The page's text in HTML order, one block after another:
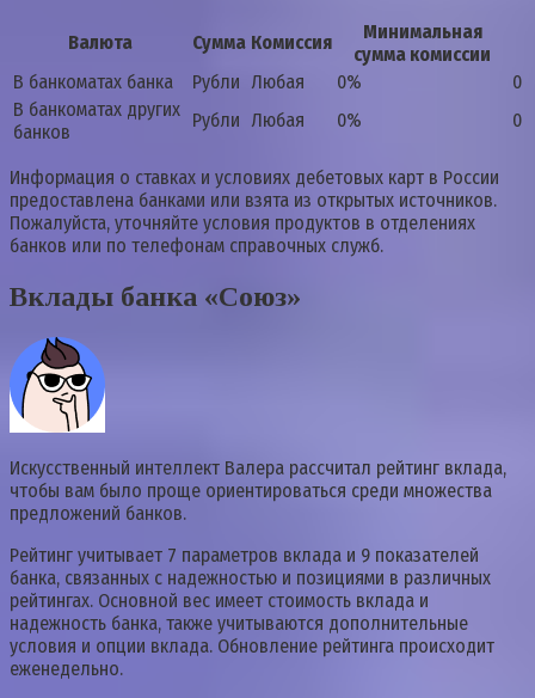
Валюта Сумма Комиссия
Минимальная
сумма комиссии
В банкоматах банка
Рубли Любая 0%
0
В банкоматах других
банков
Рубли Любая 0% 0
Информация о ставках и условиях дебетовых карт в России
предоставлена банками или взята из открытых источников.
Пожалуйста, уточняйте условия продуктов в отделениях
банков или по телефонам справочных служб.
Вклады банка «Союз»
Искусственный интеллект Валера рассчитал рейтинг вклада,
чтобы вам было проще ориентироваться среди множества
предложений банков.
Рейтинг учитывает 7 параметров вклада и 9 показателей
банка, связанных с надежностью и позициями в различных
рейтингах. Основной вес имеет стоимость вклада и
надежность банка, также учитываются дополнительные
условия и опции вклада. Обновление рейтинга происходит
еженедельно.